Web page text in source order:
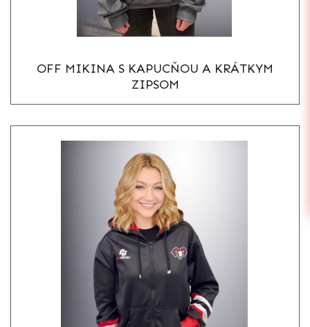
OFF MIKINA S KAPUCŇOU A KRÁTKYM
ZIPSOM